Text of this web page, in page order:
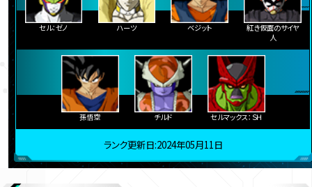
セル：ゼノ ハーツ ベジット
紅き仮面のサイヤ
人
孫悟空 チルド セルマックス：ＳＨ
ランク更新日:2024年05月11日